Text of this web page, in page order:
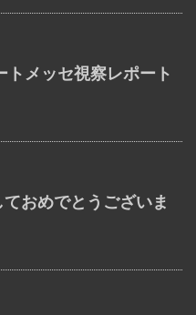
トメッセ視察レポート
おめでとうございま